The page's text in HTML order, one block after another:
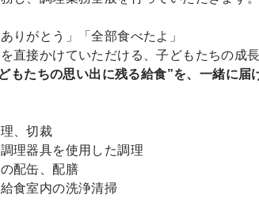
りがとう」「全部食べたよ」
直接かけていただける、子どもたちの成
もたちの思い出に残る給食”を、一緒に届
、切裁
理器具を使用した調理
配缶、配膳
食室内の洗浄清掃